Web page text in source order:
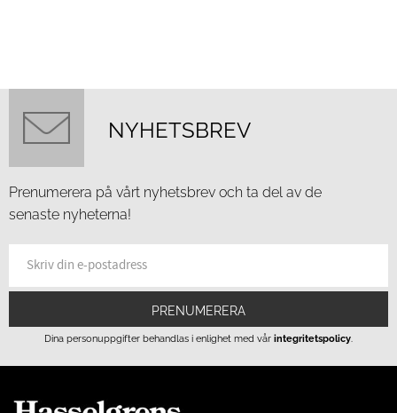
NYHETSBREV
Prenumerera på vårt nyhetsbrev och ta del av de
senaste nyheterna!
PRENUMERERA
Dina personuppgifter behandlas i enlighet med vår integritetspolicy